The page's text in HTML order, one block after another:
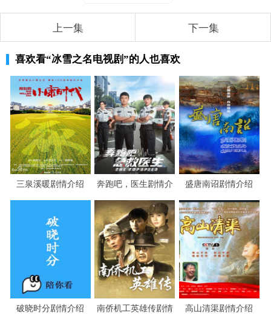
上一集 下一集
喜欢看“冰雪之名电视剧”的人也喜欢
三泉溪暖剧情介绍
奔跑吧，医生剧情介
绍
盛唐南诏剧情介绍
破晓时分剧情介绍
南侨机工英雄传剧情
高山清渠剧情介绍